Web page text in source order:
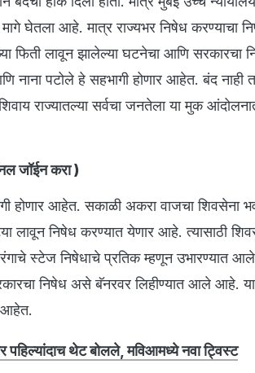
घेतला आहे. मात्र राज्यभर निषेध करण्याचा
फिती लावून झालेल्या घटनेचा आणि सरकारचा
नाना पटोले हे सहभागी होणार आहेत. बंद नाही
राज्यातल्या सर्वचा जनतेला या मुक
जॉईन करा)
होणार आहेत. सकाळी अकरा वाजचा शिवसेना
लावून निषेध करण्यात येणार आहे. त्यासाठी
स्टेज निषेधाचे प्रतिक म्हणून उभारण्यात
निषेध असे बॅनरवर लिहीण्यात आले आहे.
आहेत.
पहिल्यांदाच थेट बोलले, मविआमध्ये नवा ट्विस्ट